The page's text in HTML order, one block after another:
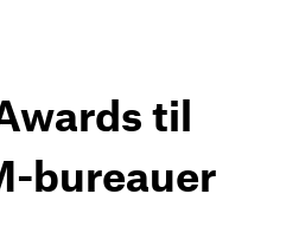
til
bureauer